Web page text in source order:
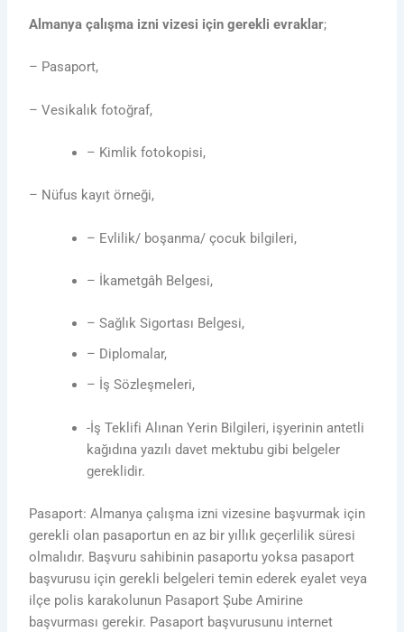
Almanya çalışma izni vizesi için gerekli evraklar;
– Pasaport,
– Vesikalık fotoğraf,
– Kimlik fotokopisi,
– Nüfus kayıt örneği,
– Evlilik/ boşanma/ çocuk bilgileri,
– İkametgâh Belgesi,
– Sağlık Sigortası Belgesi,
– Diplomalar,
– İş Sözleşmeleri,
-İş Teklifi Alınan Yerin Bilgileri, işyerinin antetli
kağıdına yazılı davet mektubu gibi belgeler
gereklidir.
Pasaport: Almanya çalışma izni vizesine başvurmak için
gerekli olan pasaportun en az bir yıllık geçerlilik süresi
olmalıdır. Başvuru sahibinin pasaportu yoksa pasaport
başvurusu için gerekli belgeleri temin ederek eyalet veya
ilçe polis karakolunun Pasaport Şube Amirine
başvurması gerekir. Pasaport başvurusunu internet